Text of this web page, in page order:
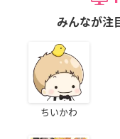
みんなが注
ちいかわ